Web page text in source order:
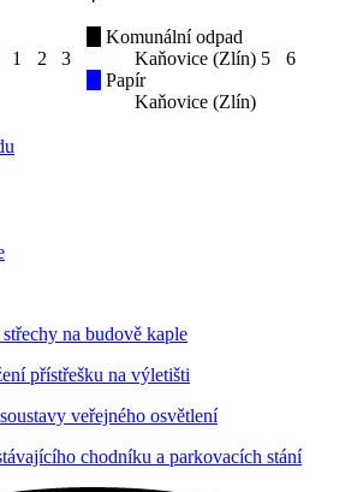
1 2 3
Komunální odpad
Kaňovice (Zlín)
Papír
Kaňovice (Zlín)
5 6
na budově kaple
přístřešku na výletišti
veřejného osvětlení
chodníku a parkovacích stání